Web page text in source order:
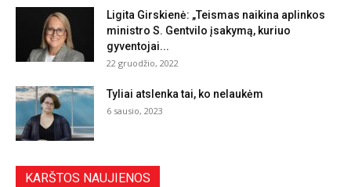
Ligita Girskienė: „Teismas naikina aplinkos
ministro S. Gentvilo įsakymą, kuriuo
gyventojai...
22 gruodžio, 2022
Tyliai atslenka tai, ko nelaukėm
6 sausio, 2023
KARŠTOS NAUJIENOS